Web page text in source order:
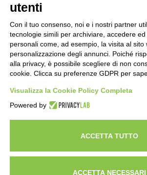
PRIVACY POLICY
CREDITS
INFORMATIVA LEGGE 124/2017 ART.1 COMMA 125
Seguici su
utenti
Con il tuo consenso, noi e i nostri partner
tecnologie simili per archiviare, accedere
personali come, ad esempio, la visita al sito
personalizzazione degli annunci. Poiché
alla privacy, è possibile scegliere di non
cookie. Clicca su preferenze GDPR per
Visualizza la Cookie Policy Completa
Powered by
ACCETTA TUTTO
ACCETTA NECESSARI